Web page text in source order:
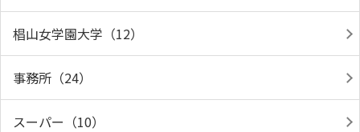
椙山女学園大学（12）
事務所（24）
スーパー（10）